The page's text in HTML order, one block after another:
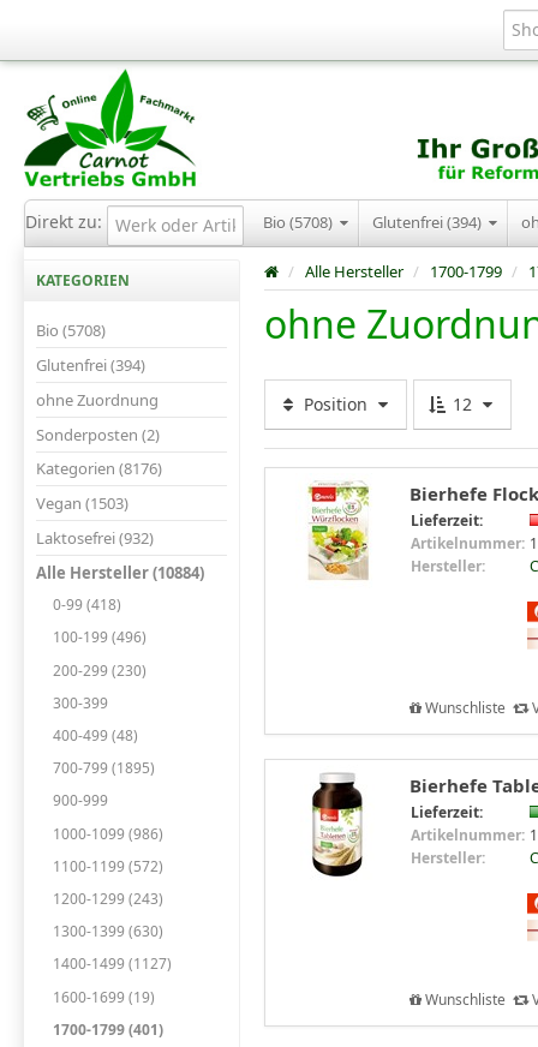
Direkt zu: Bio (5708) Glutenfrei (394)
KATEGORIEN
Bio (5708)
Glutenfrei (394)
ohne Zuordnung
Sonderposten (2)
Kategorien (8176)
Vegan (1503)
Laktosefrei (932)
Alle Hersteller (10884)
0-99 (418)
100-199 (496)
200-299 (230)
300-399
400-499 (48)
700-799 (1895)
900-999
1000-1099 (986)
1100-1199 (572)
1200-1299 (243)
1300-1399 (630)
1400-1499 (1127)
1600-1699 (19)
1700-1799 (401)
/ Alle Hersteller / 1700-1799 /
ohne
Position 12
Bierhefe
Lieferzeit:
Artikelnummer:
Hersteller:
Wunschliste
Bierhefe
Lieferzeit:
Artikelnummer:
Hersteller:
Wunschliste